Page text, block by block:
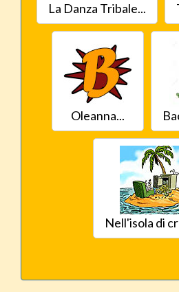
La Danza Tribale...
Oleanna...
Nell'isola di